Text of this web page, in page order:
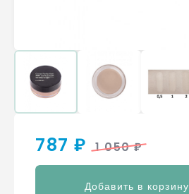
787 ₽ 1 050 ₽
Добавить в корзину